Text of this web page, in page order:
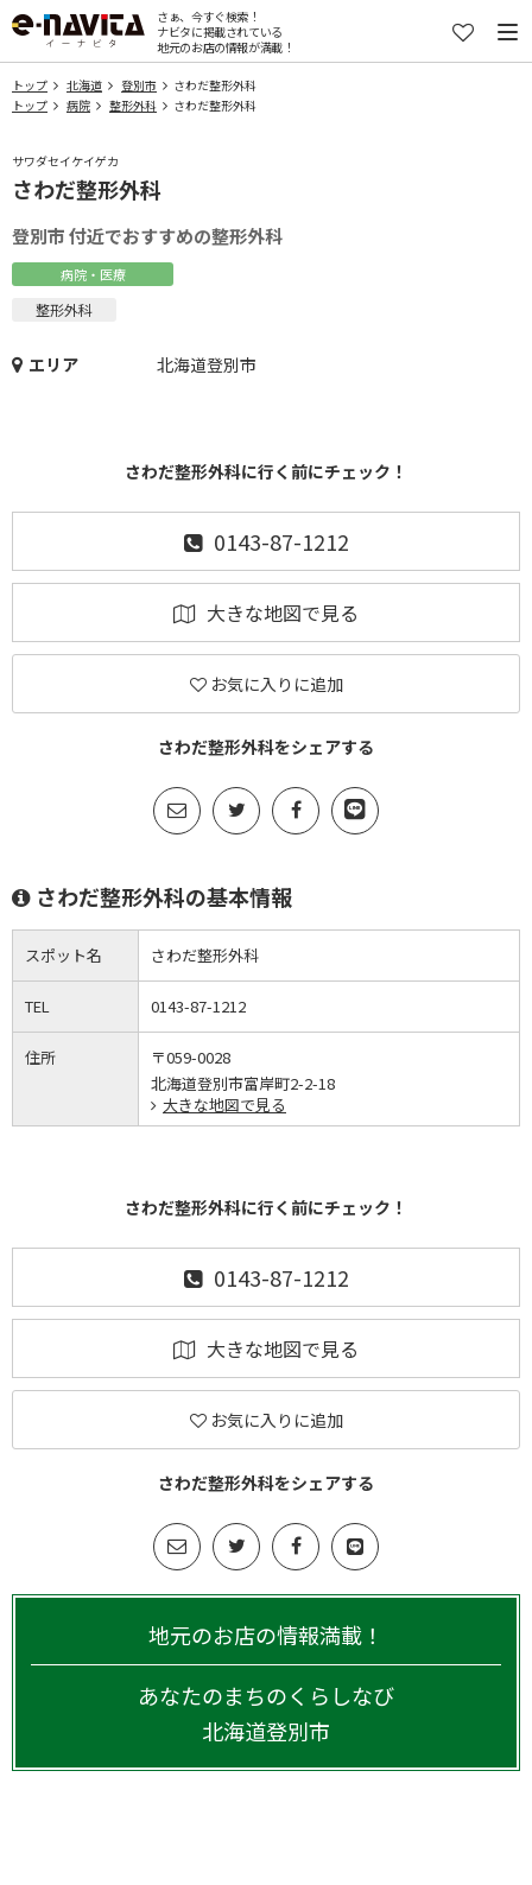
さぁ、今すぐ検索！
ナビタに掲載されている
地元のお店の情報が満載！
トップ 北海道 登別市
さわだ整形外科
トップ
病院 整形外科 さわだ整形外科
サワダセイケイゲカ
さわだ整形外科
登別市 付近でおすすめの整形外科
病院・医療
整形外科
エリア 北海道登別市
さわだ整形外科に行く前にチェック！
0143-87-1212
大きな地図で見る
お気に入りに追加
さわだ整形外科をシェアする
さわだ整形外科の基本情報
スポット名 さわだ整形外科
TEL 0143-87-1212
住所
〒059-0028
北海道登別市富岸町2-2-18
大きな地図で見る
さわだ整形外科に行く前にチェック！
0143-87-1212
大きな地図で見る
お気に入りに追加
さわだ整形外科をシェアする
地元のお店の情報満載！
あなたのまちのくらしなび
北海道登別市